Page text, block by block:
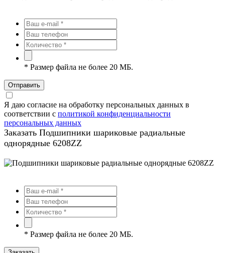
* Размер файла не более 20 МБ.
Отправить
Я даю согласие на обработку персональных данных в
соответствии с политикой конфиденциальности
персональных данных
Заказать Подшипники шариковые радиальные
однорядные 6208ZZ
* Размер файла не более 20 МБ.